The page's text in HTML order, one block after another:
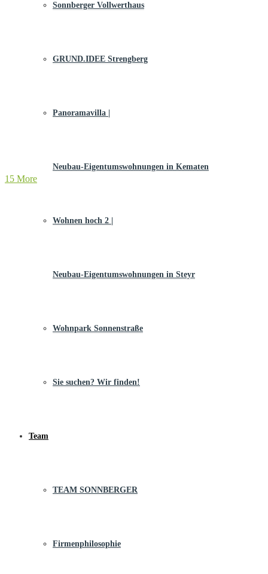
Sonnberger Vollwerthaus
GRUND.IDEE Strengberg
Panoramavilla |
Neubau-Eigentums­­wohnungen in Kematen
Wohnen hoch 2 |
Neubau-Eigentumswohnungen in Steyr
Wohnpark Sonnenstraße
Sie suchen? Wir finden!
Team
TEAM SONNBERGER
Firmenphilosophie
15 More